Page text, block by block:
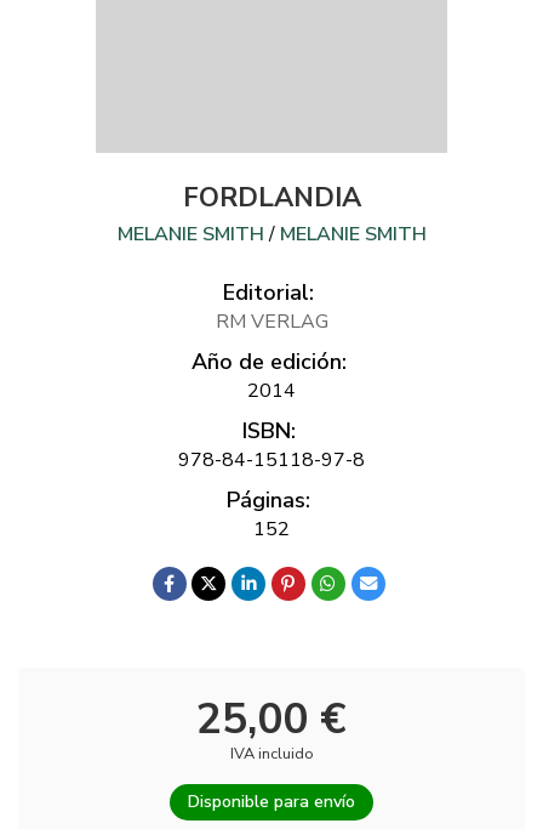
FORDLANDIA
MELANIE SMITH/ MELANIE SMITH
Editorial:
RM VERLAG
Año de edición:
2014
ISBN:
978-84-15118-97-8
Páginas:
152
25,00 €
IVA incluido
Disponible para envío